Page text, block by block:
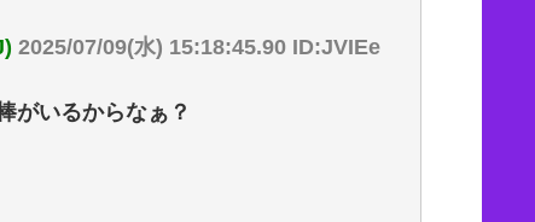
2025/07/09(水) 15:18:45.90 ID:JVIEe
がいるからなぁ？